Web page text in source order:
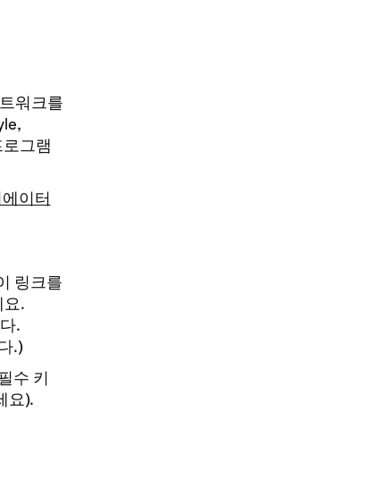
워크를
그램
이터
링크를
요.
.
.)
수 키
요).